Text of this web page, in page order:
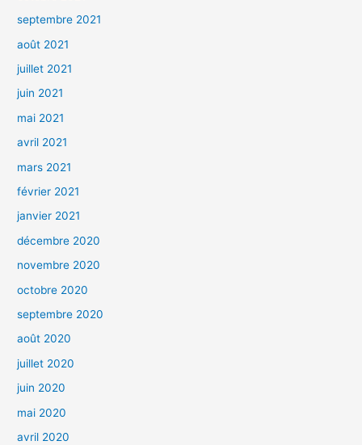
septembre 2021
août 2021
juillet 2021
juin 2021
mai 2021
avril 2021
mars 2021
février 2021
janvier 2021
décembre 2020
novembre 2020
octobre 2020
septembre 2020
août 2020
juillet 2020
juin 2020
mai 2020
avril 2020